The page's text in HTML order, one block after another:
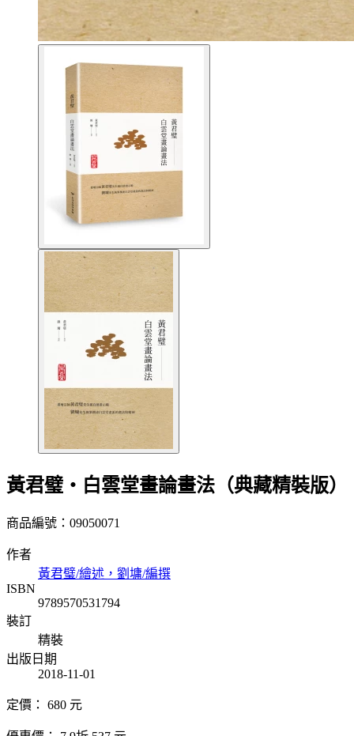
黃君璧‧白雲堂畫論畫法（典藏精裝版）
商品編號：09050071
作者
黃君璧/繪述，劉墉/編撰
ISBN
9789570531794
裝訂
精裝
出版日期
2018-11-01
定價： 680 元